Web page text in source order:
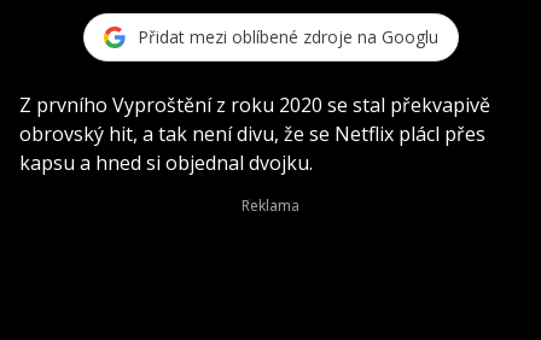
Přidat mezi oblíbené zdroje na Googlu
Z prvního Vyproštění z roku 2020 se stal překvapivě
obrovský hit, a tak není divu, že se Netflix plácl přes
kapsu a hned si objednal dvojku.